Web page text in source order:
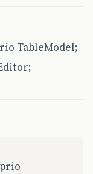
TableModel;